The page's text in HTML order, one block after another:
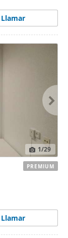
Llamar
1/29
Llamar
PREMIUM